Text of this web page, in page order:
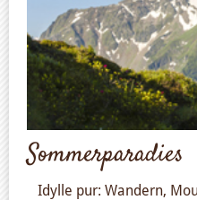
Sommerparadies
Idylle pur: Wandern,